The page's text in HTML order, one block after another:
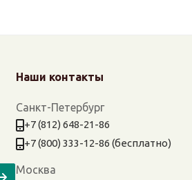
Наши контакты
Санкт-Петербург
+7 (812) 648-21-86
+7 (800) 333-12-86 (бесплатно)
Москва